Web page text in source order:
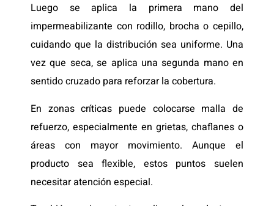
Luego se aplica la primera mano del
impermeabilizante con rodillo, brocha o cepillo,
cuidando que la distribución sea uniforme. Una
vez que seca, se aplica una segunda mano en
sentido cruzado para reforzar la cobertura.
En zonas críticas puede colocarse malla de
refuerzo, especialmente en grietas, chaflanes o
áreas con mayor movimiento. Aunque el
producto sea flexible, estos puntos suelen
necesitar atención especial.